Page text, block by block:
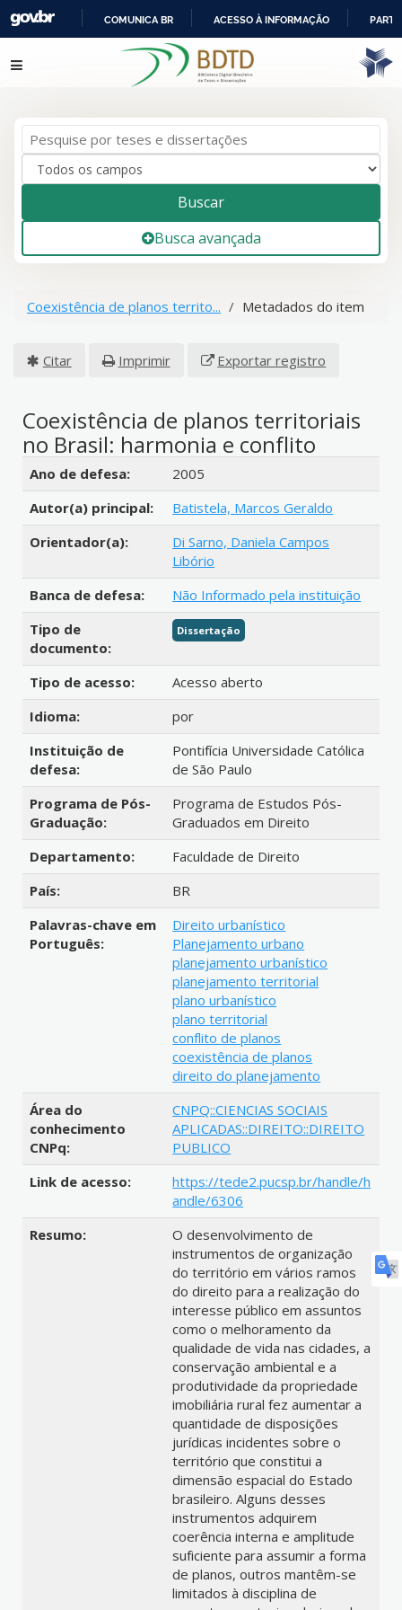
IR
PARA
COMUNICA BR ACESSO À INFORMAÇÃO
Pular para o conteúdo
Buscar
Busca avançada
Coexistência de planos territo... Metadados do item
Citar Imprimir Exportar registro
Coexistência de planos territoriais
no Brasil: harmonia e conflito
Detalhes bibliográficos
Ano de defesa:
2005
Autor(a) principal:
Batistela, Marcos Geraldo
Orientador(a):
Di Sarno, Daniela Campos
Libório
Banca de defesa:
Não Informado pela instituição
Tipo de
documento:
Dissertação
Tipo de acesso:
Acesso aberto
Idioma:
por
Instituição de
defesa:
Pontifícia Universidade Católica
de São Paulo
Programa de Pós-
Graduação:
Programa de Estudos Pós-
Graduados em Direito
Departamento:
Faculdade de Direito
País:
BR
Palavras-chave em
Português:
Direito urbanístico
Planejamento urbano
planejamento urbanístico
planejamento territorial
plano urbanístico
plano territorial
conflito de planos
coexistência de planos
direito do planejamento
Área do
conhecimento
CNPq:
CNPQ::CIENCIAS SOCIAIS
APLICADAS::DIREITO::DIREITO
PUBLICO
Link de acesso:
https://tede2.pucsp.br/handle/h
andle/6306
Resumo:
O desenvolvimento de
instrumentos de organização
do território em vários ramos
do direito para a realização do
interesse público em assuntos
como o melhoramento da
qualidade de vida nas cidades, a
conservação ambiental e a
produtividade da propriedade
imobiliária rural fez aumentar a
quantidade de disposições
jurídicas incidentes sobre o
território que constitui a
dimensão espacial do Estado
brasileiro. Alguns desses
instrumentos adquirem
coerência interna e amplitude
suficiente para assumir a forma
de planos, outros mantêm-se
limitados à disciplina de